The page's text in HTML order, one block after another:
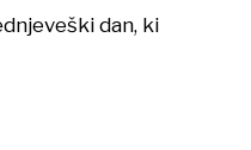
dan, ki